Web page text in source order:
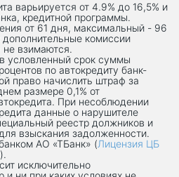
варьируется от 4.9% до 16,5% и
кредитной программы.
от 61 дня, максимальный - 96
комиссии
не взимаются.
условленный срок суммы
по автокредиту банк-
право начислить штраф за
размере 0,1% от
При несоблюдении
данные о нарушителе
реестр должников и
взыскания задолженности.
АО «ТБанк» (Лицензия ЦБ
).
исключительно